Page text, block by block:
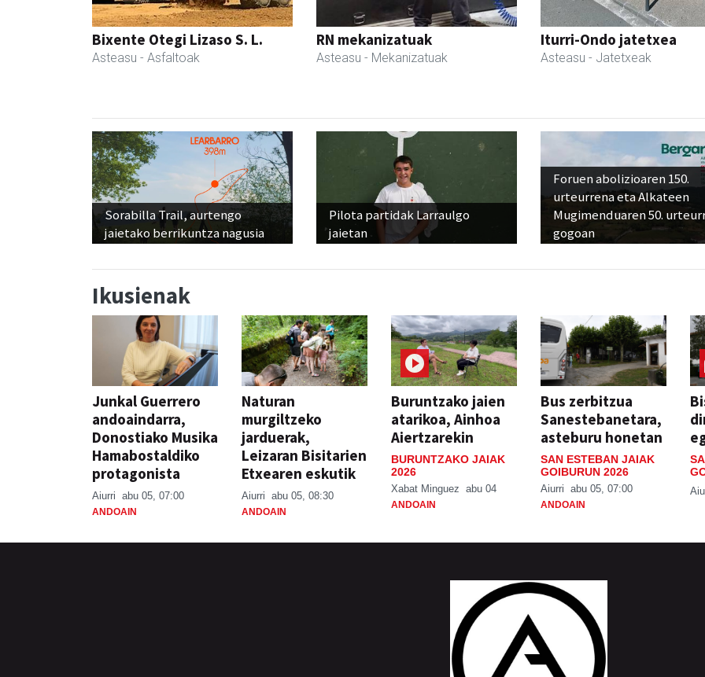
Bixente Otegi Lizaso S. L.
Asteasu - Asfaltoak
RN mekanizatuak
Asteasu - Mekanizatuak
Iturri-Ondo jatetxea
Asteasu - Jatetxeak
Sorabilla Trail, aurtengo
jaietako berrikuntza nagusia
Pilota partidak Larraulgo
jaietan
Foruen abolizioaren 150.
urteurrena eta Alkateen
Mugimenduaren 50.
gogoan
Ikusienak
Junkal Guerrero
andoaindarra,
Donostiako Musika
Hamabostaldiko
protagonista
Aiurri abu 05, 07:00
ANDOAIN
Naturan
murgiltzeko
jarduerak,
Leizaran Bisitarien
Etxearen eskutik
Aiurri abu 05, 08:30
ANDOAIN
Buruntzako jaien
atarikoa, Ainhoa
Aiertzarekin
BURUNTZAKO JAIAK
2026
Xabat Minguez abu 04
ANDOAIN
Bus zerbitzua
Sanestebanetara,
asteburu honetan
SAN ESTEBAN JAIAK
GOIBURUN 2026
Aiurri abu 05, 07:00
ANDOAIN